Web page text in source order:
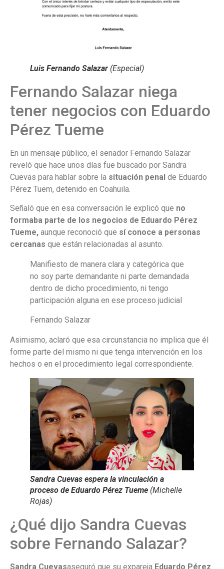
Luis Fernando Salazar (Especial)
Fernando Salazar niega
tener negocios con Eduardo
Pérez Tueme
En un mensaje público, el senador Fernando Salazar
reveló que hace unos días fue buscado por Sandra
Cuevas para hablar sobre la situación penal de Eduardo
Pérez Tuem, detenido en Coahuila.
Señaló que en esa conversación le explicó que no
formaba parte de los negocios de Eduardo Pérez
Tueme, aunque reconoció que sí conoce a personas
cercanas que están relacionadas al asunto.
Manifiesto de manera clara y categórica que
no soy parte demandante ni parte demandada
dentro de dicho procedimiento, ni tengo
participación alguna en ese proceso judicial
Fernando Salazar
Asimismo, aclaró que esa circunstancia no implica que él
forme parte del mismo ni que tenga intervención en los
hechos o en el procedimiento legal correspondiente.
Sandra Cuevas espera la vinculación a
proceso de Eduardo Pérez Tueme (Michelle
Rojas)
¿Qué dijo Sandra Cuevas
sobre Fernando Salazar?
Sandra Cuevasaseguró que su expareja Eduardo Pérez